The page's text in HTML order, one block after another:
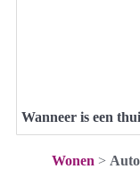
Wanneer is een
Wonen >